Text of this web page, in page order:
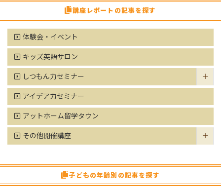
講座レポートの記事を探す
体験会・イベント
キッズ英語サロン
しつもん力セミナー
アイデア力セミナー
アットホーム留学タウン
その他開催講座
子どもの年齢別の記事を探す